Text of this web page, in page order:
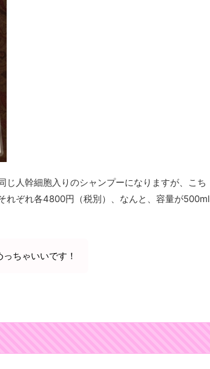
じ人幹細胞入りのシャンプーになりますが、こち
れぞれ各4800円（税別）、なんと、容量が500ml
ちゃいいです！